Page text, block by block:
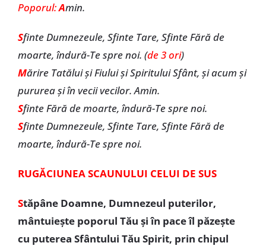
Poporul:Amin.
Sfinte Dumnezeule, Sfinte Tare, Sfinte Fără de
moarte, îndură-Te spre noi. (de 3 ori)
Mărire Tatălui și Fiului și Spiritului Sfânt, și acum și
pururea și în vecii vecilor. Amin.
Sfinte Fără de moarte, îndură-Te spre noi.
Sfinte Dumnezeule, Sfinte Tare, Sfinte Fără de
moarte, îndură-Te spre noi.
RUGĂCIUNEA SCAUNULUI CELUI DE SUS
Stăpâne Doamne, Dumnezeul puterilor,
mântuiește poporul Tău și în pace îl păzește
cu puterea Sfântului Tău Spirit, prin chipul